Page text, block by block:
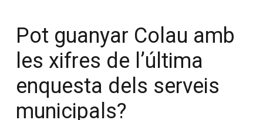
Pot guanyar Colau amb
les xifres de l’última
enquesta dels serveis
municipals?